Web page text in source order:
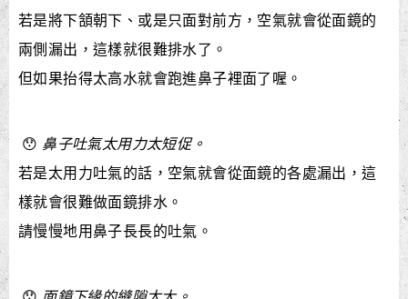
若是將下頷朝下、或是只面對前方，空氣就會從面鏡的
兩側漏出，這樣就很難排水了。
但如果抬得太高水就會跑進鼻子裡面了喔。
😯 鼻子吐氣太用力太短促。
若是太用力吐氣的話，空氣就會從面鏡的各處漏出，這
樣就會很難做面鏡排水。
請慢慢地用鼻子長長的吐氣。